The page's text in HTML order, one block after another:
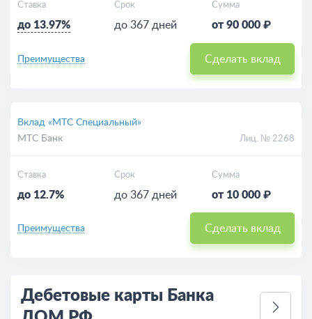
Ставка
до 13.97%
Срок
до 367 дней
Сумма
от 90 000 ₽
Преимущества Сделать вклад
Вклад «МТС Специальный»
МТС Банк
Лиц. № 2268
Ставка
до 12.7%
Срок
до 367 дней
Сумма
от 10 000 ₽
Преимущества Сделать вклад
Дебетовые карты Банка